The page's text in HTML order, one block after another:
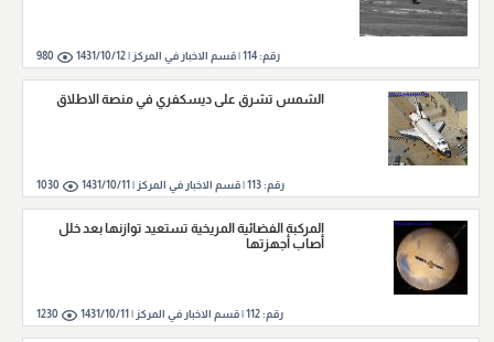
رقم:114
|قسم الاخبار في المركز |1431/10/12
980
الشمس تشرق على ديسكفري في منصة الاطلاق
رقم:113
|قسم الاخبار في المركز | 1431/10/11
1030
المركبة الفضائية المريخية تستعيد توازنها بعد خلل
أصاب أجهزتها
رقم:112
|قسم الاخبار في المركز | 1431/10/11
1230